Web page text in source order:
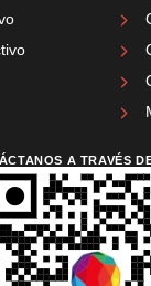
A TRAVÉS